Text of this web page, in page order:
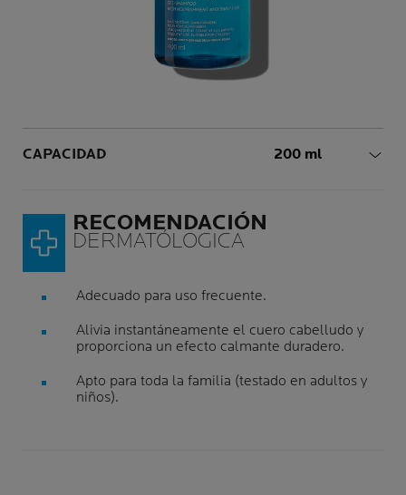
CAPACIDAD Volume
200 ml
RECOMENDACIÓN
DERMATÓLOGICA
Adecuado para uso frecuente.
Alivia instantáneamente el cuero cabelludo y
proporciona un efecto calmante duradero.
Apto para toda la familia (testado en adultos y
niños).